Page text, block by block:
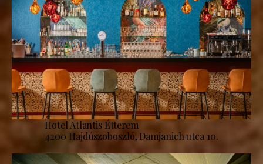
Hotel Atlantis Étterem
4200 Hajdúszoboszló, Damjanich utca 10.